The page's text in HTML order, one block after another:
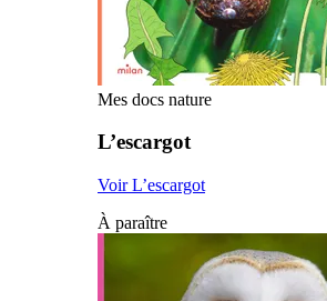
Mes docs nature
L’escargot
Voir L’escargot
À paraître